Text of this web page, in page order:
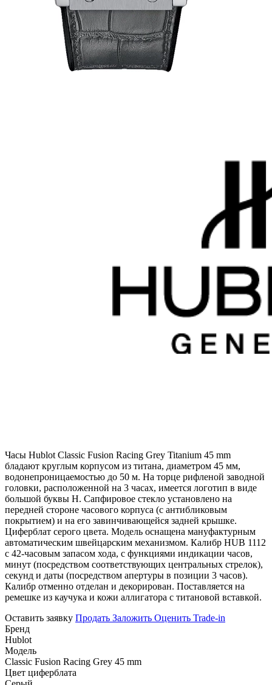
Часы Hublot Classic Fusion Racing Grey Titanium 45 mm
бладают круглым корпусом из титана, диаметром 45 мм,
водонепроницаемостью до 50 м. На торце рифленой заводной
головки, расположенной на 3 часах, имеется логотип в виде
большой буквы Н. Сапфировое стекло установлено на
передней стороне часового корпуса (с антибликовым
покрытием) и на его завинчивающейся задней крышке.
Циферблат серого цвета. Модель оснащена мануфактурным
автоматическим швейцарским механизмом. Калибр HUB 1112
с 42-часовым запасом хода, с функциями индикации часов,
минут (посредством соответствующих центральных стрелок),
секунд и даты (посредством апертуры в позиции 3 часов).
Калибр отменно отделан и декорирован. Поставляется на
ремешке из каучука и кожи аллигатора с титановой вставкой.
Оставить заявку Продать Заложить Оценить Trade-in
Бренд
Hublot
Модель
Classic Fusion Racing Grey 45 mm
Цвет циферблата